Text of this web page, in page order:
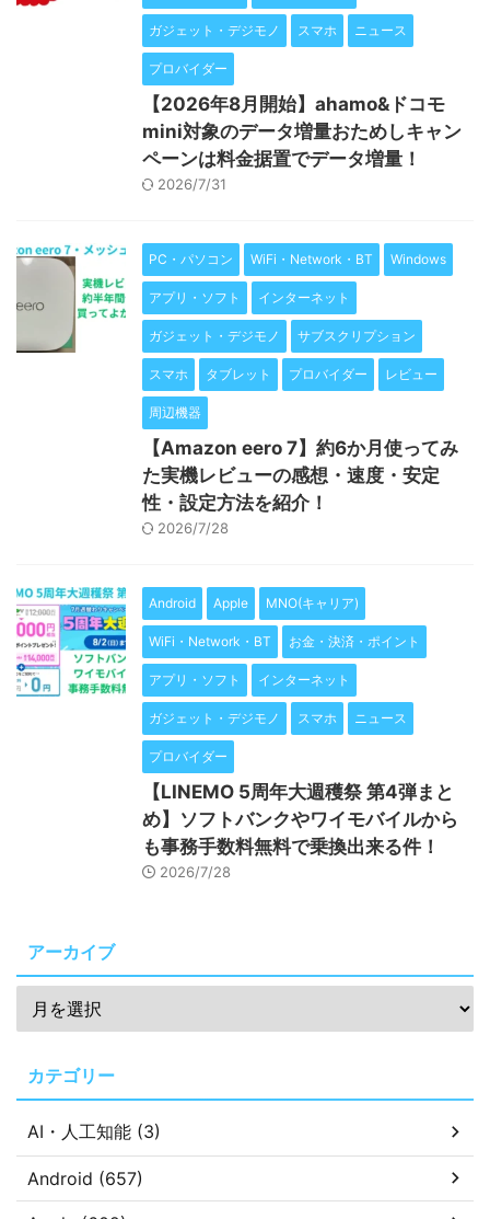
ガジェット・デジモノ スマホ ニュース
プロバイダー
【2026年8月開始】ahamo&ドコモ
mini対象のデータ増量おためしキャン
ペーンは料金据置でデータ増量！
2026/7/31
PC・パソコン WiFi・Network・BT Windows
アプリ・ソフト インターネット
ガジェット・デジモノ サブスクリプション
スマホ タブレット プロバイダー レビュー
周辺機器
【Amazon eero 7】約6か月使ってみ
た実機レビューの感想・速度・安定
性・設定方法を紹介！
2026/7/28
Android Apple MNO(キャリア)
WiFi・Network・BT お金・決済・ポイント
アプリ・ソフト インターネット
ガジェット・デジモノ スマホ ニュース
プロバイダー
【LINEMO 5周年大週穫祭 第4弾まと
め】ソフトバンクやワイモバイルから
も事務手数料無料で乗換出来る件！
2026/7/28
アーカイブ
カテゴリー
AI・人工知能 (3)
Android (657)